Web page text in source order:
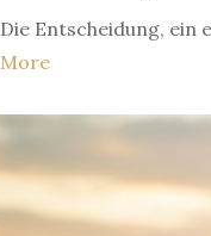
Die Entscheidung, ein
More